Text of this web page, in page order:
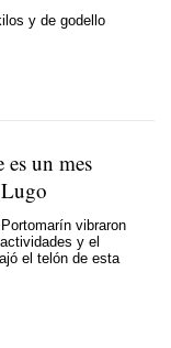
y de godello
es un mes
vibraron
y el
el telón de esta